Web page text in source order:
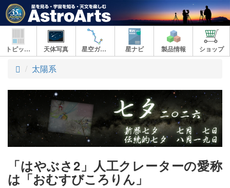
トピックス 天体写真 星空ガイド 星ナビ 製品情報 ショップ
ト
プ
太陽系
「はやぶさ2」人工クレーターの愛称
は「おむすびころりん」